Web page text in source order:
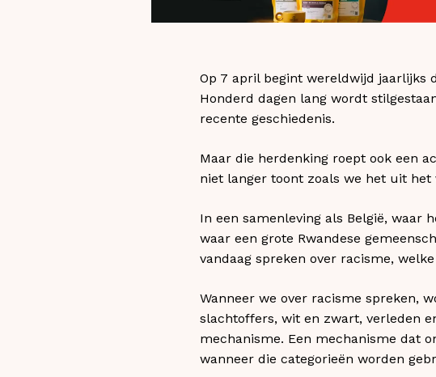
Op 7 april begint wereldwijd jaarlijks
Honderd dagen lang wordt
recente geschiedenis.
Maar die herdenking roept ook een
niet langer toont zoals we het uit het
In een samenleving als België, waar
waar een grote Rwandese
vandaag spreken over racisme,
Wanneer we over racisme spreken,
slachtoffers, wit en zwart, verleden
mechanisme. Een mechanisme dat
wanneer die categorieën worden